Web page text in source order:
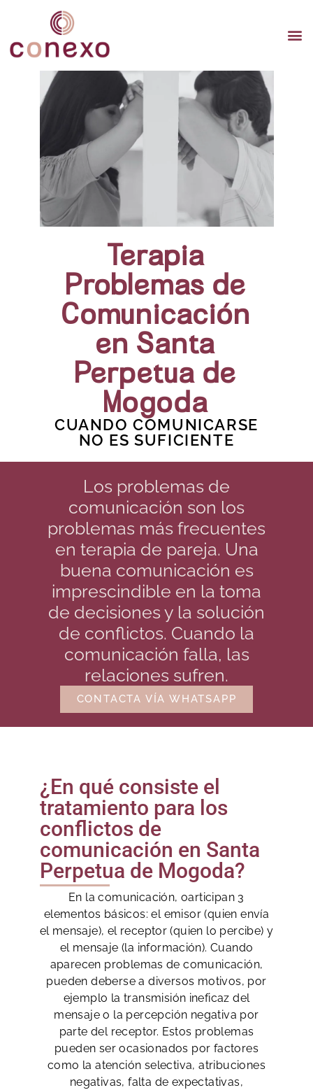
Terapia
Problemas de
Comunicación
en Santa
Perpetua de
Mogoda
CUANDO COMUNICARSE
NO ES SUFICIENTE
Los problemas de
comunicación son los
problemas más frecuentes
en terapia de pareja. Una
buena comunicación es
imprescindible en la toma
de decisiones y la solución
de conflictos. Cuando la
comunicación falla, las
relaciones sufren.
CONTACTA VÍA WHATSAPP
¿En qué consiste el
tratamiento para los
conflictos de
comunicación en Santa
Perpetua de Mogoda?
En la comunicación, oarticipan 3
elementos básicos: el emisor (quien envía
el mensaje), el receptor (quien lo percibe) y
el mensaje (la información). Cuando
aparecen problemas de comunicación,
pueden deberse a diversos motivos, por
ejemplo la transmisión ineficaz del
mensaje o la percepción negativa por
parte del receptor. Estos problemas
pueden ser ocasionados por factores
como la atención selectiva, atribuciones
negativas, falta de expectativas,